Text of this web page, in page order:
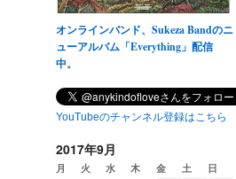
オンラインバンド、Sukeza Bandのニ
ューアルバム「Everything」配信
中。
YouTubeのチャンネル登録はこちら
2017年9月
月 火 水 木 金 土 日